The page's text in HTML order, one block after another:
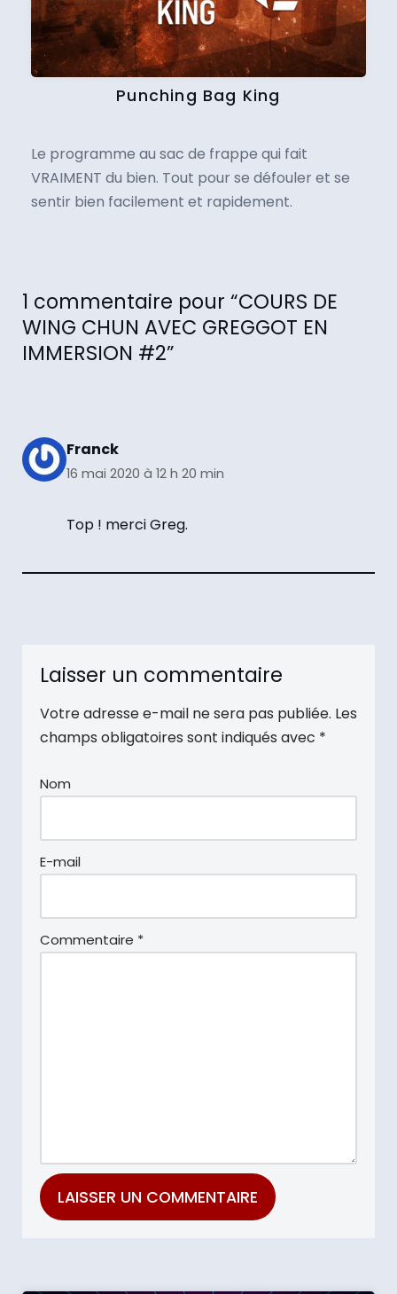
Punching Bag King
Le programme au sac de frappe qui fait
VRAIMENT du bien. Tout pour se défouler et se
sentir bien facilement et rapidement.
1 commentaire pour “COURS DE
WING CHUN AVEC GREGGOT EN
IMMERSION #2”
Franck
16 mai 2020 à 12 h 20 min
Top ! merci Greg.
Laisser un commentaire
Votre adresse e-mail ne sera pas publiée. Les
champs obligatoires sont indiqués avec *
Nom
E-mail
Commentaire *